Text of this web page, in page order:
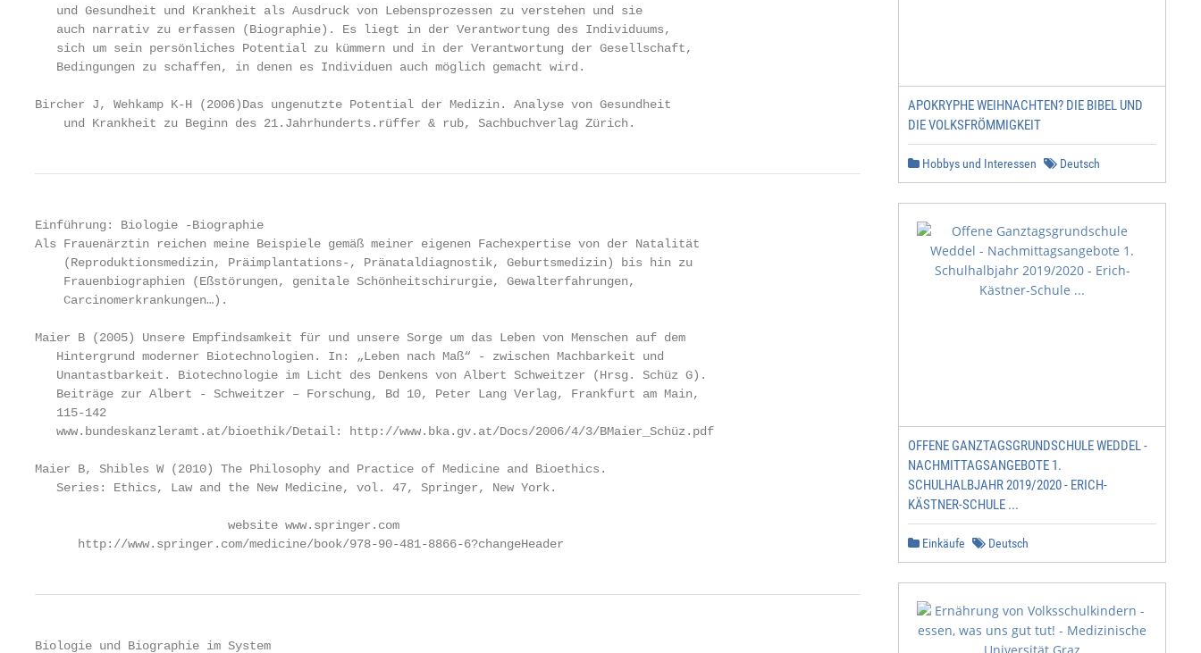
   und Gesundheit und Krankheit als Ausdruck von Lebensprozessen zu verstehen und sie
   auch narrativ zu erfassen (Biographie). Es liegt in der Verantwortung des Individuums,
   sich um sein persönliches Potential zu kümmern und in der Verantwortung der Gesellschaft,
   Bedingungen zu schaffen, in denen es Individuen auch möglich gemacht wird.
Bircher J, Wehkamp K-H (2006)Das ungenutzte Potential der Medizin. Analyse von Gesundheit
    und Krankheit zu Beginn des 21.Jahrhunderts.rüffer & rub, Sachbuchverlag Zürich.
Einführung: Biologie -Biographie
Als Frauenärztin reichen meine Beispiele gemäß meiner eigenen Fachexpertise von der Natalität
    (Reproduktionsmedizin, Präimplantations-, Pränataldiagnostik, Geburtsmedizin) bis hin zu
    Frauenbiographien (Eßstörungen, genitale Schönheitschirurgie, Gewalterfahrungen,
    Carcinomerkrankungen…).
Maier B (2005) Unsere Empfindsamkeit für und unsere Sorge um das Leben von Menschen auf dem
   Hintergrund moderner Biotechnologien. In: „Leben nach Maß“ - zwischen Machbarkeit und
   Unantastbarkeit. Biotechnologie im Licht des Denkens von Albert Schweitzer (Hrsg. Schüz G).
   Beiträge zur Albert - Schweitzer – Forschung, Bd 10, Peter Lang Verlag, Frankfurt am Main,
   115-142
   www.bundeskanzleramt.at/bioethik/Detail: http://www.bka.gv.at/Docs/2006/4/3/BMaier_Schüz.pdf
Maier B, Shibles W (2010) The Philosophy and Practice of Medicine and Bioethics.
   Series: Ethics, Law and the New Medicine, vol. 47, Springer, New York.
                           website www.springer.com
      http://www.springer.com/medicine/book/978-90-481-8866-6?changeHeader
Biologie und Biographie im System
APOKRYPHE WEIHNACHTEN? DIE BIBEL UND
DIE VOLKSFRÖMMIGKEIT
Hobbys und Interessen Deutsch
OFFENE GANZTAGSGRUNDSCHULE WEDDEL -
NACHMITTAGSANGEBOTE 1.
SCHULHALBJAHR 2019/2020 - ERICH-
KÄSTNER-SCHULE ...
Einkäufe Deutsch